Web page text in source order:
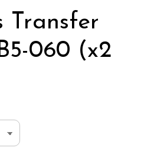
Transfer
060 (x2